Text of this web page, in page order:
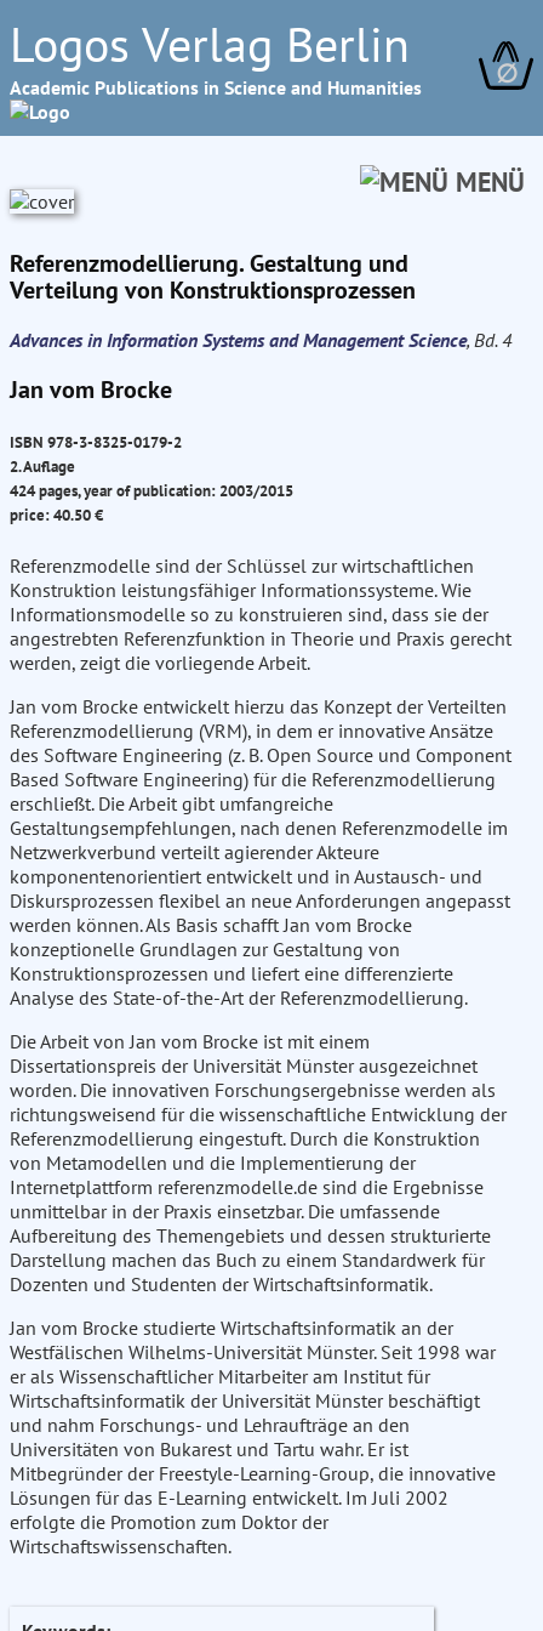
Logos Verlag Berlin
Academic Publications in Science and Humanities ∅
MENÜ
Referenzmodellierung. Gestaltung und
Verteilung von Konstruktionsprozessen
Advances in Information Systems and Management Science, Bd. 4
Jan vom Brocke
ISBN 978-3-8325-0179-2
2. Auflage
424 pages, year of publication: 2003/2015
price: 40.50 €
Referenzmodelle sind der Schlüssel zur wirtschaftlichen
Konstruktion leistungsfähiger Informationssysteme. Wie
Informationsmodelle so zu konstruieren sind, dass sie der
angestrebten Referenzfunktion in Theorie und Praxis gerecht
werden, zeigt die vorliegende Arbeit.
Jan vom Brocke entwickelt hierzu das Konzept der Verteilten
Referenzmodellierung (VRM), in dem er innovative Ansätze
des Software Engineering (z. B. Open Source und Component
Based Software Engineering) für die Referenzmodellierung
erschließt. Die Arbeit gibt umfangreiche
Gestaltungsempfehlungen, nach denen Referenzmodelle im
Netzwerkverbund verteilt agierender Akteure
komponentenorientiert entwickelt und in Austausch- und
Diskursprozessen flexibel an neue Anforderungen angepasst
werden können. Als Basis schafft Jan vom Brocke
konzeptionelle Grundlagen zur Gestaltung von
Konstruktionsprozessen und liefert eine differenzierte
Analyse des State-of-the-Art der Referenzmodellierung.
Die Arbeit von Jan vom Brocke ist mit einem
Dissertationspreis der Universität Münster ausgezeichnet
worden. Die innovativen Forschungsergebnisse werden als
richtungsweisend für die wissenschaftliche Entwicklung der
Referenzmodellierung eingestuft. Durch die Konstruktion
von Metamodellen und die Implementierung der
Internetplattform referenzmodelle.de sind die Ergebnisse
unmittelbar in der Praxis einsetzbar. Die umfassende
Aufbereitung des Themengebiets und dessen strukturierte
Darstellung machen das Buch zu einem Standardwerk für
Dozenten und Studenten der Wirtschaftsinformatik.
Jan vom Brocke studierte Wirtschaftsinformatik an der
Westfälischen Wilhelms-Universität Münster. Seit 1998 war
er als Wissenschaftlicher Mitarbeiter am Institut für
Wirtschaftsinformatik der Universität Münster beschäftigt
und nahm Forschungs- und Lehraufträge an den
Universitäten von Bukarest und Tartu wahr. Er ist
Mitbegründer der Freestyle-Learning-Group, die innovative
Lösungen für das E-Learning entwickelt. Im Juli 2002
erfolgte die Promotion zum Doktor der
Wirtschaftswissenschaften.